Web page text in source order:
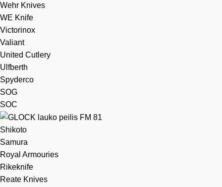
Wehr Knives
WE Knife
Victorinox
Valiant
United Cutlery
Ulfberth
Spyderco
SOG
SOC
Shikoto
Samura
Royal Armouries
Rikeknife
Reate Knives